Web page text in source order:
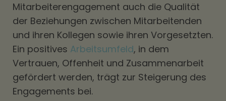
Mitarbeiterengagement auch die Qualität
der Beziehungen zwischen Mitarbeitenden
und ihren Kollegen sowie ihren Vorgesetzten.
Ein positives Arbeitsumfeld, in dem
Vertrauen, Offenheit und Zusammenarbeit
gefördert werden, trägt zur Steigerung des
Engagements bei.